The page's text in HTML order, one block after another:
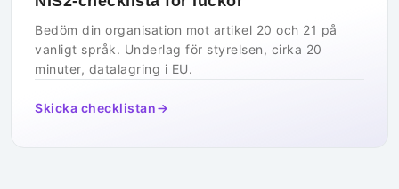
Bedöm din organisation mot artikel 20 och 21 på
vanligt språk. Underlag för styrelsen, cirka 20
minuter, datalagring i EU.
Skicka checklistan